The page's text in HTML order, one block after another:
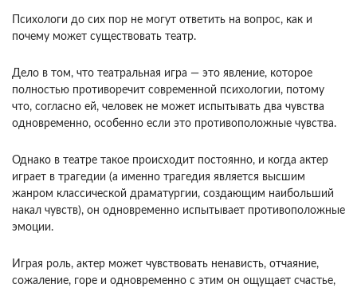
Психологи до сих пор не могут ответить на вопрос, как и
почему может существовать театр.
Дело в том, что театральная игра — это явление, которое
полностью противоречит современной психологии, потому
что, согласно ей, человек не может испытывать два чувства
одновременно, особенно если это противоположные чувства.
Однако в театре такое происходит постоянно, и когда актер
играет в трагедии (а именно трагедия является высшим
жанром классической драматургии, создающим наибольший
накал чувств), он одновременно испытывает противоположные
эмоции.
Играя роль, актер может чувствовать ненависть, отчаяние,
сожаление, горе и одновременно с этим он ощущает счастье,